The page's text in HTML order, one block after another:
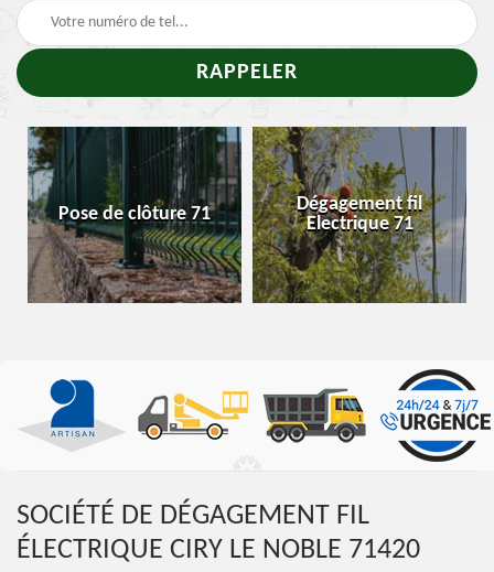
Pose de clôture 71
Dégagement fil
Electrique 71
SOCIÉTÉ DE DÉGAGEMENT FIL
ÉLECTRIQUE CIRY LE NOBLE 71420